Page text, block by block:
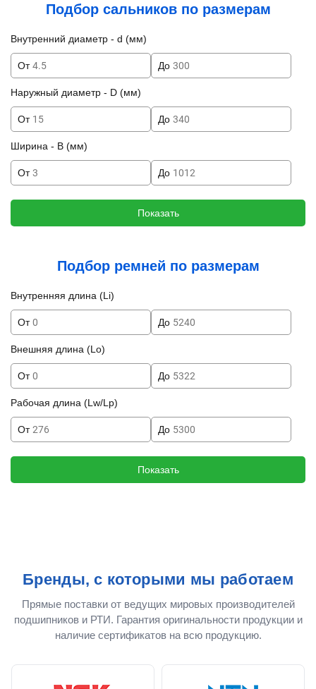
Подбор сальников по размерам
Внутренний диаметр - d (мм)
От До
Наружный диаметр - D (мм)
От До
Ширина - B (мм)
От До
Показать
Подбор ремней по размерам
Внутренняя длина (Li)
От До
Внешняя длина (Lo)
От До
Рабочая длина (Lw/Lp)
От До
Показать
Бренды, с которыми мы работаем
Прямые поставки от ведущих мировых производителей
подшипников и РТИ. Гарантия оригинальности продукции и
наличие сертификатов на всю продукцию.